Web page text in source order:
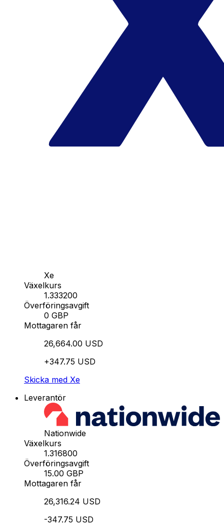
Xe
Växelkurs
1.333200
Överföringsavgift
0 GBP
Mottagaren får
26,664.00 USD
+347.75 USD
Skicka med Xe
Leverantör
Nationwide
Växelkurs
1.316800
Överföringsavgift
15.00 GBP
Mottagaren får
26,316.24 USD
-347.75 USD